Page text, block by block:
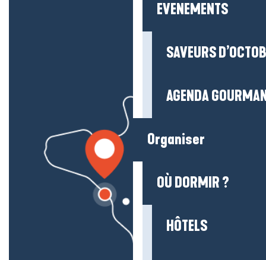
EVENEMENTS
SAVEURS
AGENDA
Organiser
OÙ DORMIR ?
HÔTELS